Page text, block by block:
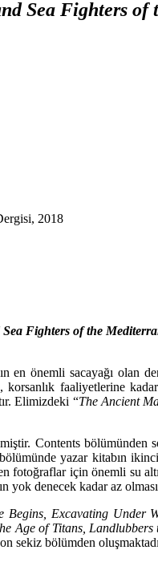
Sea Fighters
2018
Fighters of the
en önemli sacayağı olan
korsanlık faaliyetlerine
Elimizdeki “The Ancient
Contents bö­lümünden
bölümünde yazar kitabın
için önemli su
denecek kadar az
Excavating Under
Age of Titans,
sekiz bölümden